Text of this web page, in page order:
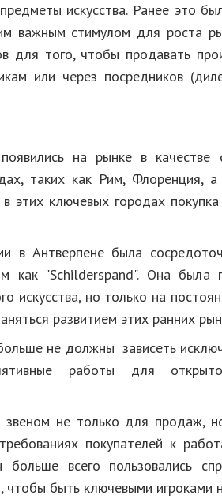
искусства. Ранее это
важным стимулом для роста
для того, чтобы продавать
или через посредников
на рынке в качестве
таких как Рим, Флоренция,
этих ключевых городах покупка
в Антверпене была
как "Schilderspand". Она
искусства, но только на
развитием этих ранних
не должны зависеть
работы для
звеном не только для продаж,
покупателей к
всего пользовались
чтобы быть ключевыми игроками